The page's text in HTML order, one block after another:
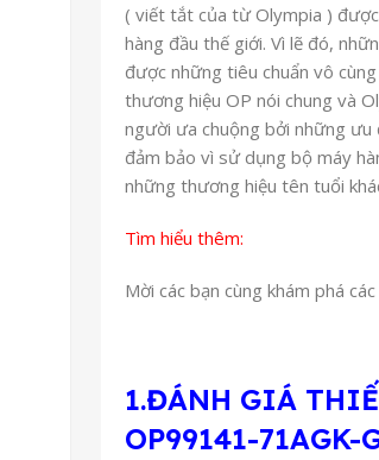
( viết tắt của từ Olympia )
hàng đầu thế giới. Vì lẽ đó,
được những tiêu chuẩn vô
thương hiệu OP nói chung và
người ưa chuộng bởi những
đảm bảo vì sử dụng bộ máy
những thương hiệu tên tuổi
Tìm hiểu thêm:
Mời các bạn cùng khám phá
1.ĐÁNH GIÁ
OP99141-71AGK-